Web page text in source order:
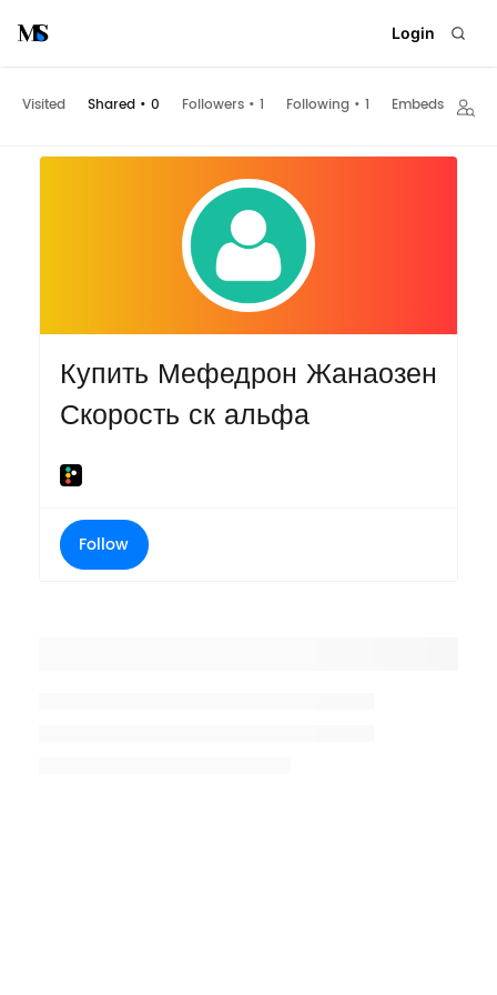
Login
Visited Shared • 0 Followers • 1 Following • 1 Embeds
Купить Мефедрон Жанаозен
Скорость ск альфа
Follow